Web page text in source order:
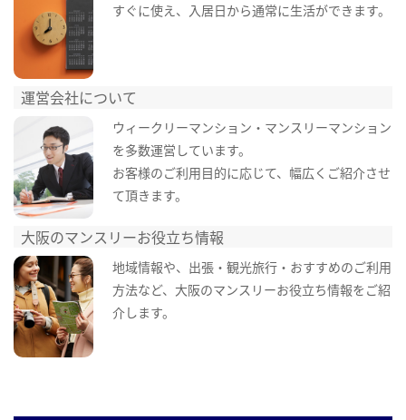
すぐに使え、入居日から通常に生活ができます。
運営会社について
ウィークリーマンション・マンスリーマンション
を多数運営しています。
お客様のご利用目的に応じて、幅広くご紹介させ
て頂きます。
大阪のマンスリーお役立ち情報
地域情報や、出張・観光旅行・おすすめのご利用
方法など、大阪のマンスリーお役立ち情報をご紹
介します。